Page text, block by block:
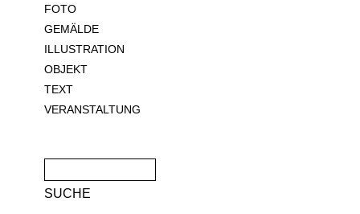
FOTO
GEMÄLDE
ILLUSTRATION
OBJEKT
TEXT
VERANSTALTUNG
nach: